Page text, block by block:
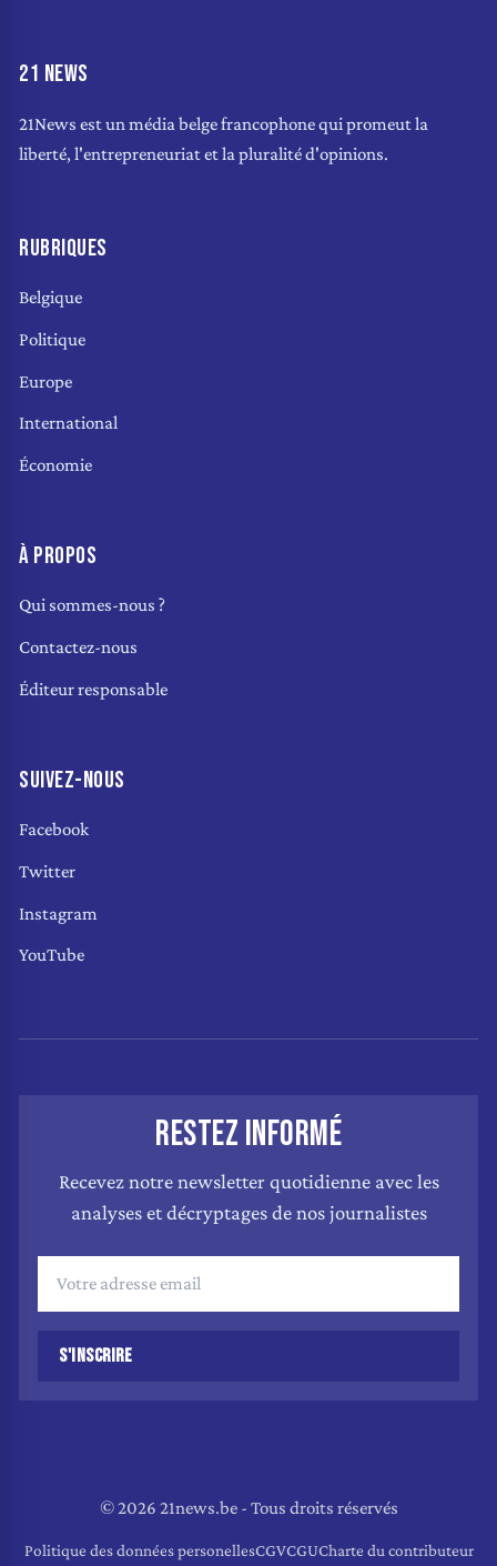
21 NEWS
21News est un média belge francophone qui promeut la
liberté, l'entrepreneuriat et la pluralité d'opinions.
RUBRIQUES
Belgique
Politique
Europe
International
Économie
À PROPOS
Qui sommes-nous ?
Contactez-nous
Éditeur responsable
SUIVEZ-NOUS
Facebook
Twitter
Instagram
YouTube
RESTEZ INFORMÉ
Recevez notre newsletter quotidienne avec les
analyses et décryptages de nos journalistes
S'INSCRIRE
© 2026 21news.be - Tous droits réservés
Politique des données personellesCGVCGUCharte du contributeur